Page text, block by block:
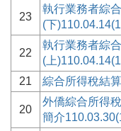
23
執行業務者綜
(下
22
執行業務者綜
(上
21
綜合所得稅結
20
外僑綜合所得
簡介